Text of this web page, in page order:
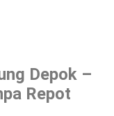
Depok –
Repot